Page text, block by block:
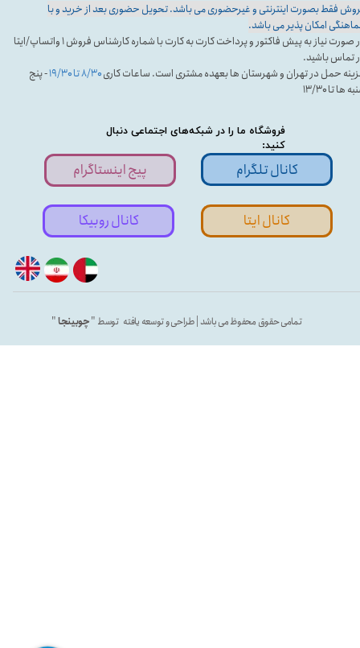
فروشگاه ما را در شبکه‌های اجتماعی دنبال
کنید:
تمامی حقوق محفوظ می باشد | طراحی و توسعه یافته توسط "چوبینجا"
فقط بصورت اینترنتی و غیرحضوری می باشد. تحویل حضوری بعد از خرید و با
امکان پذیر می باشد.
در صورت نیاز به پیش فاکتور و پرداخت کارت به کارت با شماره کارشناس فروش ۱ واتساپ/ایتا
تماس باشید.
حمل در تهران و شهرستان ها بعهده مشتری است. ساعات کاری۸/۳۰ تا ۱۹/۳۰
- پنج
ها تا ۱۳/۳۰
پیج اینستاگرام کانال تلگرام
کانال ایتا کانال روبیکا